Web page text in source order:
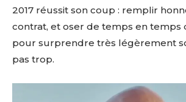
2017 réussit son coup : remplir
contrat, et oser de temps en temps
pour surprendre très légèrement
pas trop.